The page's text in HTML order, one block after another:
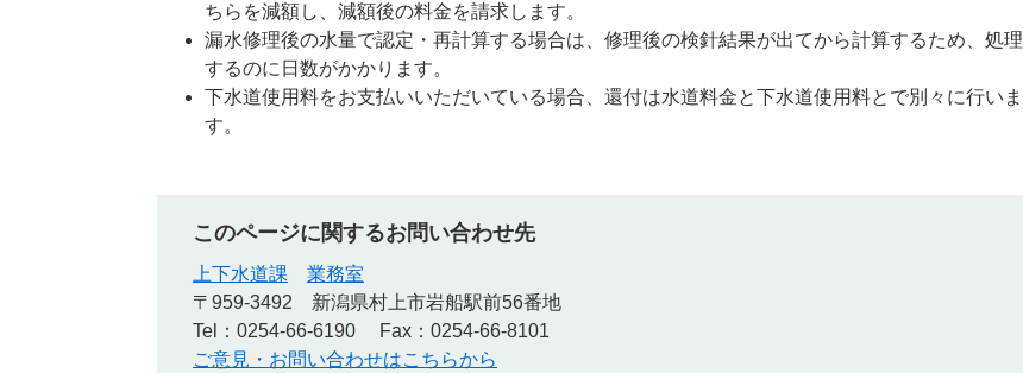
ちらを減額し、減額後の料金を請求します。
漏水修理後の水量で認定・再計算する場合は、修理後の検針結果が出てから計算するため、処理
するのに日数がかかります。
下水道使用料をお支払いいただいている場合、還付は水道料金と下水道使用料とで別々に行いま
す。
このページに関するお問い合わせ先
上下水道課
業務室
〒959-3492
新潟県村上市岩船駅前56番地
Tel：0254-66-6190
Fax：0254-66-8101
ご意見・お問い合わせはこちらから